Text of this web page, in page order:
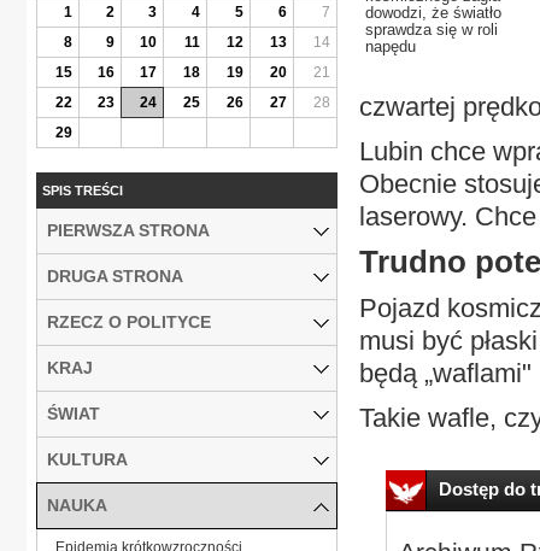
dowodzi, że światło
sprawdza się w roli
napędu
czwartej
Lubin chce
Obecnie
laserowy.
Trudno
Pojazd
musi być
będą
Takie wafle,
Dostęp do
1
2 3 4 5 6
7
8
9 10 11 12 13
14
15
16 17 18 19 20
21
22
23 24 25 26 27
28
29
SPIS TREŚCI
PIERWSZA STRONA
DRUGA STRONA
RZECZ O POLITYCE
KRAJ
ŚWIAT
KULTURA
NAUKA
Epidemia krótkowzroczności